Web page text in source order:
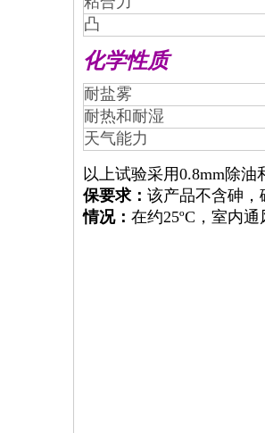
凸
化学性质
耐盐雾
耐热和耐湿
天气能力
以上试验采用0.8mm除
保要求： 该产品不含砷，
情况： 在约25ºC，室内